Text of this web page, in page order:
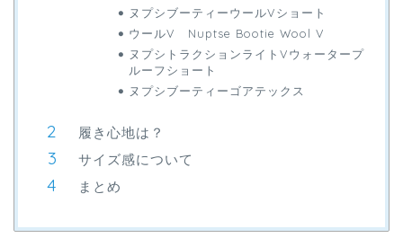
ヌプシブーティーウールVショート
ウールV Nuptse Bootie Wool V
ヌプシトラクションライトVウォータープ
ルーフショート
ヌプシブーティーゴアテックス
履き心地は？
サイズ感について
まとめ